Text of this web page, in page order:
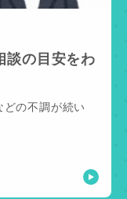
談の目安をわ
の不調が続い